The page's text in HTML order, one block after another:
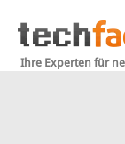
Ihre Experten für